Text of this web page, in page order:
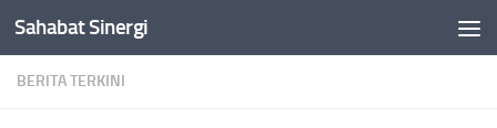
Skip to content
Sahabat Sinergi
BERITA TERKINI